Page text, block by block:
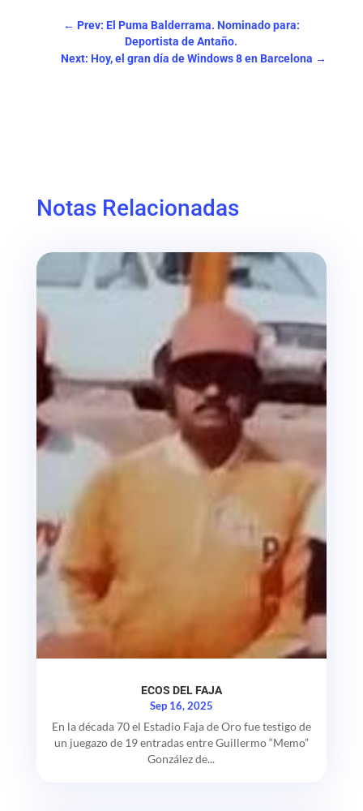
← Prev: El Puma Balderrama. Nominado para:
Deportista de Antaño.
Next: Hoy, el gran día de Windows 8 en Barcelona →
Notas Relacionadas
ECOS DEL FAJA
Sep 16, 2025
En la década 70 el Estadio Faja de Oro fue testigo de
un juegazo de 19 entradas entre Guillermo “Memo”
González de...